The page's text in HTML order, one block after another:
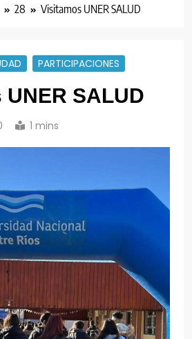
28 Visitamos UNER SALUD
PARTICIPACIONES
SALUD
1 mins